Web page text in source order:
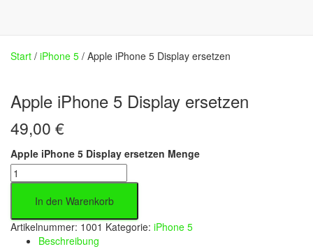
Start / iPhone 5 / Apple iPhone 5 Display ersetzen
Apple iPhone 5 Display ersetzen
49,00 €
Apple iPhone 5 Display ersetzen Menge
In den Warenkorb
Artikelnummer: 1001 Kategorie: iPhone 5
Beschreibung